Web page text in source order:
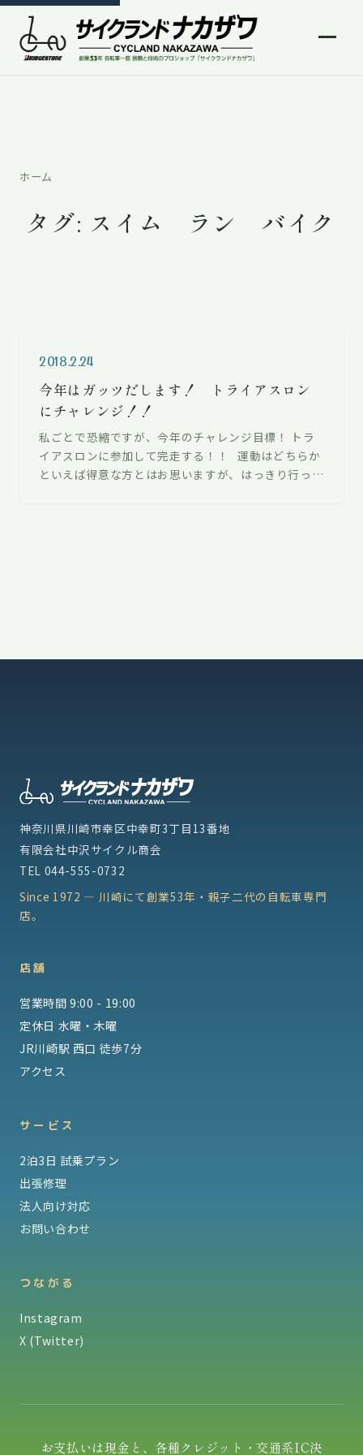
ホーム
タグ: スイム ラン バイク
2018.2.24
今年はガッツだします！ トライアスロン
にチャレンジ！！
私ごとで恐縮ですが、今年のチャレンジ目標！ トラ
イアスロンに参加して完走する！！ 運動はどちらか
といえば得意な方とはお思いますが、はっきり行って
神奈川県川崎市幸区中幸町3丁目13番地
有限会社中沢サイクル商会
TEL 044-555-0732
Since 1972 — 川崎にて創業53年・親子二代の自転車専門
店。
店舗
営業時間 9:00 - 19:00
定休日 水曜・木曜
JR川崎駅 西口 徒歩7分
アクセス
サービス
2泊3日 試乗プラン
出張修理
法人向け対応
お問い合わせ
つながる
Instagram
X (Twitter)
お支払いは現金と、各種クレジット・交通系IC決